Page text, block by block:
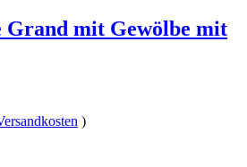
Grand mit Gewölbe mit
)